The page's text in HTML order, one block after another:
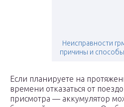
Неисправности
причины и
Если планируете на
времени отказаться от
присмотра — аккумулятор